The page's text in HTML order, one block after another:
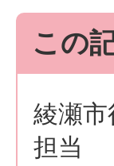
この
綾瀬
担当